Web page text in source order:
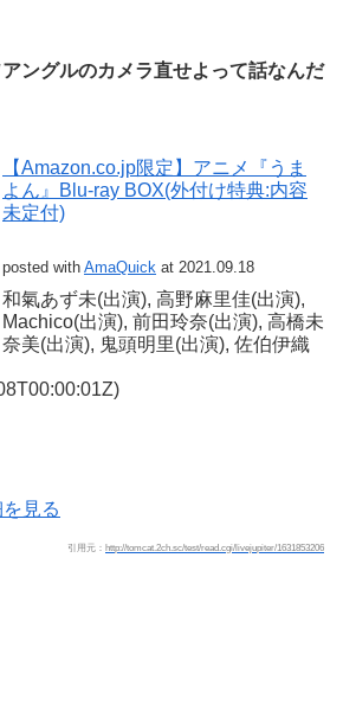
ングルのカメラ直せよって話なんだ
【Amazon.co.jp限定】アニメ『うま
よん』Blu-ray BOX(外付け特典:内容
未定付)
posted with AmaQuick at 2021.09.18
和氣あず未(出演), 高野麻里佳(出演),
Machico(出演), 前田玲奈(出演), 高橋未
奈美(出演), 鬼頭明里(出演), 佐伯伊織
見る
引用元： http://tomcat.2ch.sc/test/read.cgi/livejupiter/1631853206